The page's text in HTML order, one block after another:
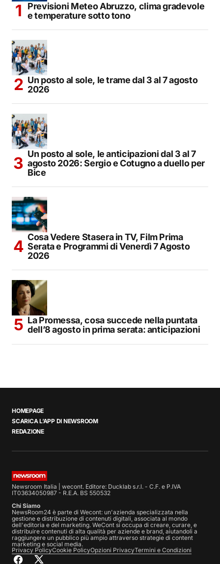
Previsioni Meteo Abruzzo, clima gradevole
e temperature sotto tono
Un posto al sole, le trame dal 3 al 7 agosto
2026
Un posto al sole, le anticipazioni dal 3 al 7
agosto 2026: Sergio e Cotugno a duello per
Bice
Cosa Vedere Stasera in TV, Film Prima
Serata e Programmi di Venerdì 7 Agosto
2026
La Promessa, cosa succede nella puntata
dell’8 agosto in prima serata: anticipazioni
HOMEPAGE
SCARICA L’APP DI NEWSROOM
REDAZIONE
Newsroom Italia | wecont. Editore: Ducklab s.r.l. - C.F. e P.IVA
IT03634050987 - R.E.A. BS 550532
Chi Siamo
NewsRoom24 è parte di Wecont: un'azienda specializzata nella
gestione e distribuzione di contenuti digitali, associata al mondo
dell'editoria e del marketing. WeCont si occupa di creare, curare, e
distribuire contenuti di alta qualità per aziende e brand, aiutandoli a
raggiungere un pubblico più ampio attraverso strategie di content
marketing e social media.
Privacy PolicyCookie PolicyOpzioni PrivacyTermini e Condizioni